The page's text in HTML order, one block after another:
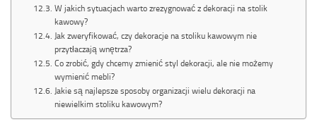
W jakich sytuacjach warto zrezygnować z dekoracji na stolik
kawowy?
Jak zweryfikować, czy dekoracje na stoliku kawowym nie
przytłaczają wnętrza?
Co zrobić, gdy chcemy zmienić styl dekoracji, ale nie możemy
wymienić mebli?
Jakie są najlepsze sposoby organizacji wielu dekoracji na
niewielkim stoliku kawowym?